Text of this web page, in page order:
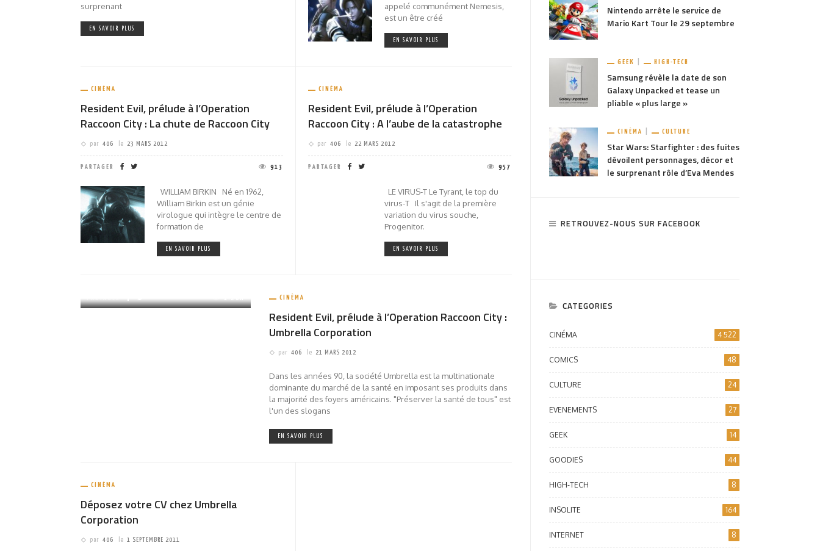
surprenant
EN SAVOIR PLUS
appelé communément Nemesis,
est un être créé
EN SAVOIR PLUS
CINÉMA
Resident Evil, prélude à l’Operation
Raccoon City : La chute de Raccoon City
par 406 le 23 MARS 2012
PARTAGER 913
WILLIAM BIRKIN Né en 1962,
William Birkin est un génie
virologue qui intègre le centre de
formation de
EN SAVOIR PLUS
CINÉMA
Resident Evil, prélude à l’Operation
Raccoon City : A l’aube de la catastrophe
par 406 le 22 MARS 2012
PARTAGER 957
LE VIRUS-T Le Tyrant, le top du
virus-T Il s'agit de la première
variation du virus souche,
Progenitor.
EN SAVOIR PLUS
CINÉMA
Resident Evil, prélude à l’Operation Raccoon City :
Umbrella Corporation
par 406 le 21 MARS 2012
Dans les années 90, la société Umbrella est la multinationale
dominante du marché de la santé en imposant ses produits dans
la majorité des foyers américains. "Préserver la santé de tous" est
l'un des slogans
EN SAVOIR PLUS
CINÉMA
Déposez votre CV chez Umbrella
Corporation
par 406 le 1 SEPTEMBRE 2011
Nintendo arrête le service de
Mario Kart Tour le 29 septembre
GEEK HIGH-TECH
Samsung révèle la date de son
Galaxy Unpacked et tease un
pliable « plus large »
CINÉMA CULTURE
Star Wars: Starfighter : des fuites
dévoilent personnages, décor et
le surprenant rôle d’Eva Mendes
RETROUVEZ-NOUS SUR FACEBOOK
CATEGORIES
CINÉMA 4 522
COMICS 48
CULTURE 24
EVENEMENTS 27
GEEK 14
GOODIES 44
HIGH-TECH 8
INSOLITE 164
INTERNET 8